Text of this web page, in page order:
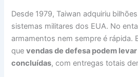
Desde 1979, Taiwan adquiriu
sistemas militares dos EUA. No
armamentos nem sempre é rápida.
quevendas de defesa podem
concluídas, com entregas totais